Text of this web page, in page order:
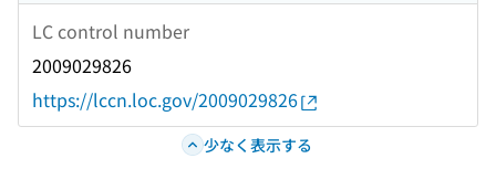
LC control number
2009029826
https://lccn.loc.gov/2009029826
少なく表示する